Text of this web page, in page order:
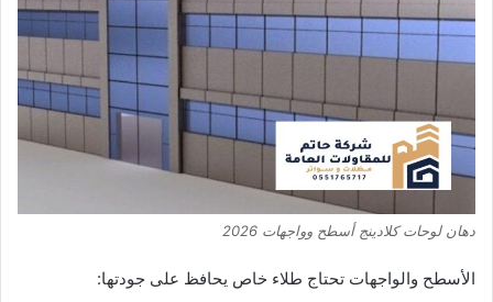
دهان لوحات كلادينج أسطح وواجهات 2026
الأسطح والواجهات تحتاج طلاء خاص يحافظ على جودتها: